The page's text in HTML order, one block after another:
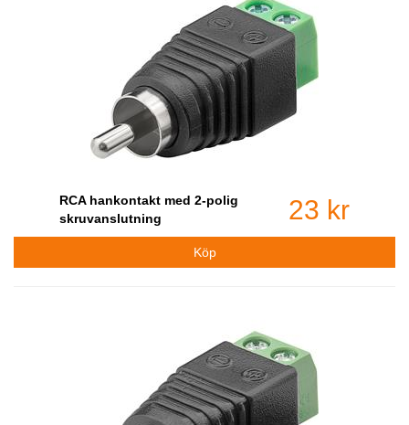
RCA hankontakt med 2-polig
skruvanslutning
23 kr